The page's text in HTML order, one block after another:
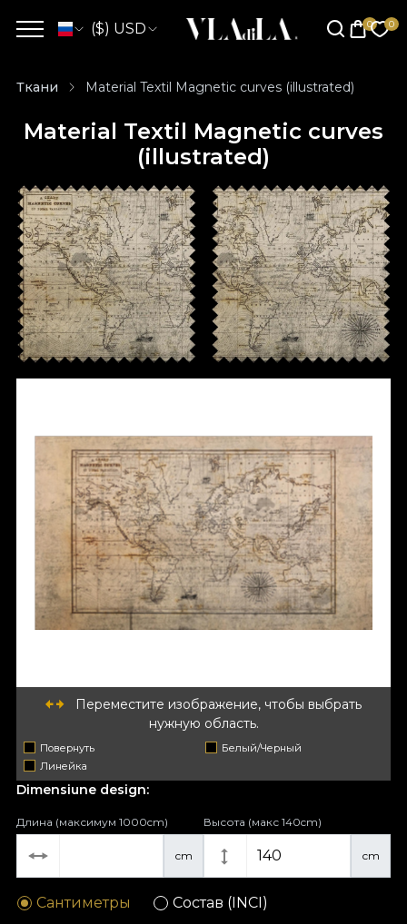
($) USD
Ткани Material Textil Magnetic curves (illustrated)
Material Textil Magnetic curves
(illustrated)
Переместите изображение, чтобы выбрать
нужную область.
Повернуть
Белый/Черный
Линейка
Dimensiune design:
cm
Длина (максимум 1000cm)
cm
Высота (макс 140cm)
Сантиметры Состав (INCI)